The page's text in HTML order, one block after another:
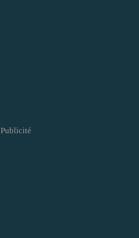
Publicité